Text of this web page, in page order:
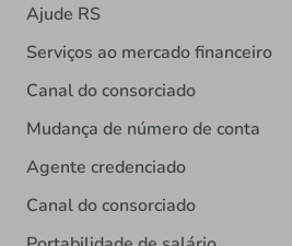
Ajude RS
Serviços ao mercado financeiro
Canal do consorciado
Mudança de número de conta
Agente credenciado
Canal do consorciado